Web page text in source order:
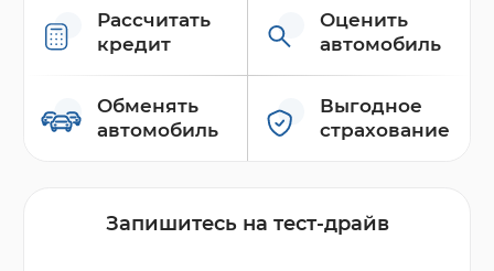
Рассчитать
кредит
Оценить
автомобиль
Обменять
автомобиль
Выгодное
страхование
Запишитесь на тест-драйв